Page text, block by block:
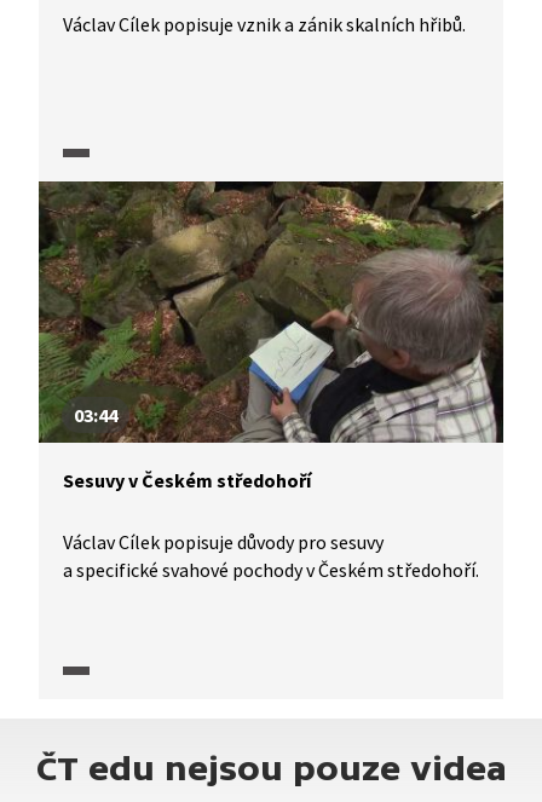
Václav Cílek popisuje vznik a zánik skalních hřibů.
03:44
Sesuvy v Českém středohoří
Václav Cílek popisuje důvody pro sesuvy
a specifické svahové pochody v Českém středohoří.
ČT edu nejsou pouze videa